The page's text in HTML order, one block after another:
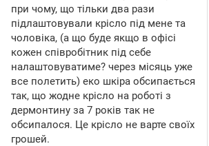
при чому, що тільки два рази
підлаштовували крісло під мене та
чоловіка, (а що буде якщо в офісі
кожен співробітник під себе
налаштовуватиме? через місяць уже
все полетить) еко шкіра обсипається
так, що жодне крісло на роботі з
дермонтину за 7 років так не
обсипалося. Це крісло не варте своїх
грошей.